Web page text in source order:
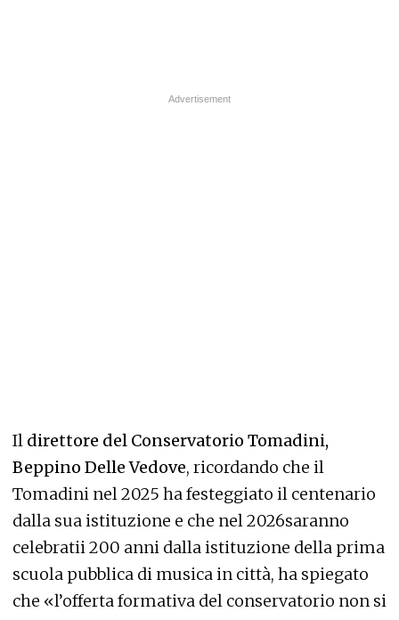
Il direttore del Conservatorio Tomadini,
Beppino Delle Vedove, ricordando che il
Tomadini nel 2025 ha festeggiato il centenario
dalla sua istituzione e che nel 2026saranno
celebratii 200 anni dalla istituzione della prima
scuola pubblica di musica in città, ha spiegato
che «l’offerta formativa del conservatorio non si